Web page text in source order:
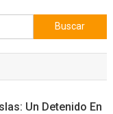
Buscar:
Un Detenido En